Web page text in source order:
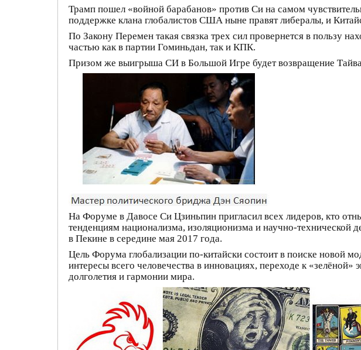
Трамп пошел «войной барабанов» против Си на самом
поддержке клана глобалистов США ныне правят либералы, и
По Закону Перемен такая связка трех сил провернется в пользу
частью как в партии Гоминьдан, так и КПК.
Призом же выигрыша СИ в Большой Игре будет возвращение
На Форуме в Давосе Си Цзиньпин пригласил всех лидеров, кто
тенденциям национализма, изоляционизма и научно-технической
в Пекине в середине мая 2017 года.
Цель Форума глобализации по-китайски состоит в поиске новой
интересы всего человечества в инновациях, переходе к
долголетия и гармонии мира.